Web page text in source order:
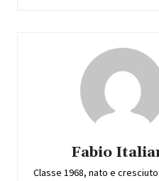
Fabio
Classe 1968, nato e